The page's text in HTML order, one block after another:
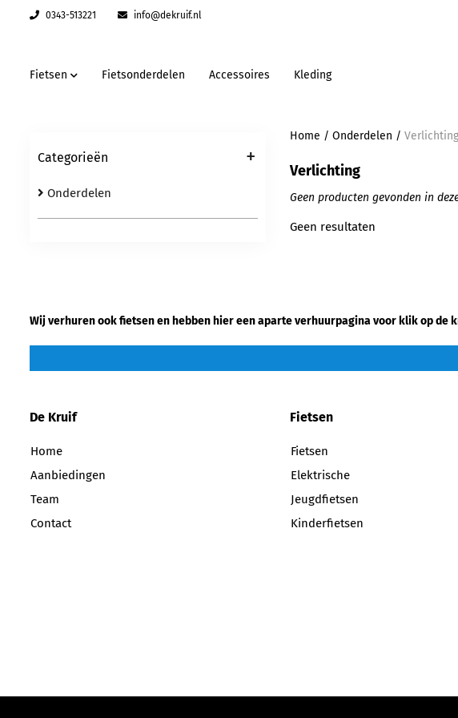
0343-513221 info@dekruif.nl
Fietsen Fietsonderdelen Accessoires Kleding
Categorieën +
Onderdelen
Home / Onderdelen / Verlichting
Verlichting
Geen producten gevonden in
Geen resultaten
Wij verhuren ook fietsen en hebben hier een aparte verhuurpagina voor klik op de
De Kruif
Home
Aanbiedingen
Team
Contact
Fietsen
Fietsen
Elektrische
Jeugdfietsen
Kinderfietsen